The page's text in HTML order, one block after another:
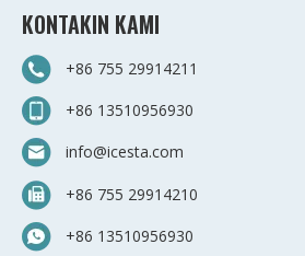
KONTAKIN KAMI
+86 755 29914211
+86 13510956930
info@icesta.com
+86 755 29914210
+86 13510956930